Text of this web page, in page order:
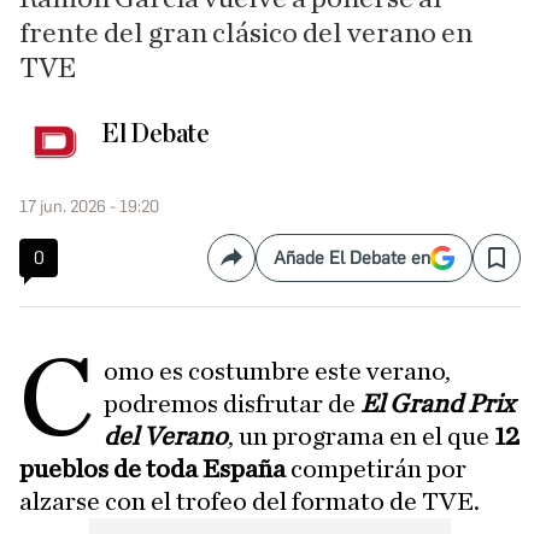
frente del gran clásico del verano en
TVE
El Debate
17 jun. 2026 - 19:20
0 CompartirAñade El Debate en Save
C omo es costumbre este verano,
podremos disfrutar de El Grand Prix
del Verano, un programa en el que 12
pueblos de toda Españacompetirán por
alzarse con el trofeo del formato de TVE.